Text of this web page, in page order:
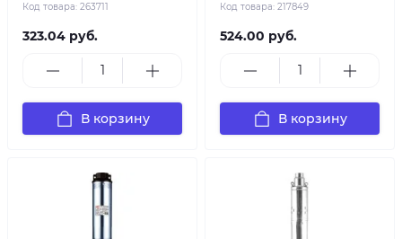
Код товара: 263711
323.04 руб.
В корзину
Код товара: 217849
524.00 руб.
В корзину